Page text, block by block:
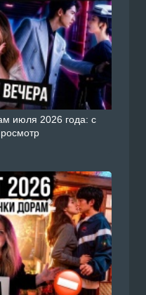
июля 2026 года: с